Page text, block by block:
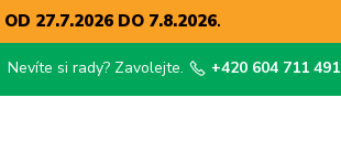
OD 27.7.2026 DO 7.8.2026.
Nevíte si rady? Zavolejte. +420 604 711 491